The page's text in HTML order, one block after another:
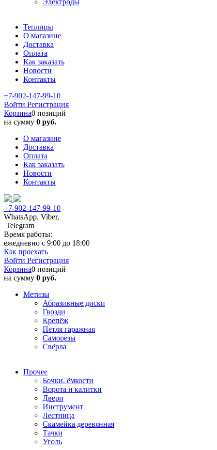
Электроды
Теплицы
О магазине
Доставка
Оплата
Как заказать
Новости
Контакты
+7-902-147-99-10
Войти Регистрация
Корзина0 позиций
на сумму 0 руб.
О магазине
Доставка
Оплата
Как заказать
Новости
Контакты
+7-902-147-99-10
WhatsApp, Viber,
Telegram
Время работы:
ежедневно с 9:00 до 18:00
Как проехать
Войти Регистрация
Корзина0 позиций
на сумму 0 руб.
Метизы
Абразивные диски
Гвозди
Крепёж
Петля гаражная
Саморезы
Свёрла
Прочее
Бочки, ёмкости
Ворота и калитки
Двери
Инструмент
Лестница
Скамейка деревянная
Тачки
Уголь